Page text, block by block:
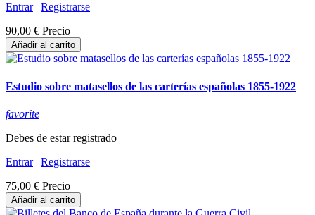
Entrar| Registrarse
90,00 € Precio
Añadir al carrito
Estudio sobre matasellos de las carterías españolas 1855-1922
favorite
Debes de estar registrado
Entrar| Registrarse
75,00 € Precio
Añadir al carrito